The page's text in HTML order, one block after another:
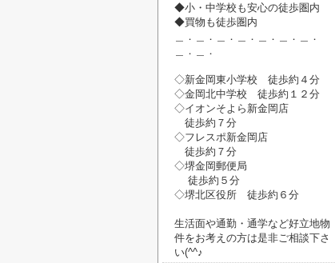
◆小・中学校も安心の徒歩圏内
◆買物も徒歩圏内
＿．＿．＿．＿．＿．＿．＿．
＿．＿．
◇新金岡東小学校 徒歩約４分
◇金岡北中学校 徒歩約１２分
◇イオンそよら新金岡店
徒歩約７分
◇フレスポ新金岡店
徒歩約７分
◇堺金岡郵便局
徒歩約５分
◇堺北区役所 徒歩約６分
生活面や通勤・通学など好立地物
件をお考えの方は是非ご相談下さ
い(^^♪